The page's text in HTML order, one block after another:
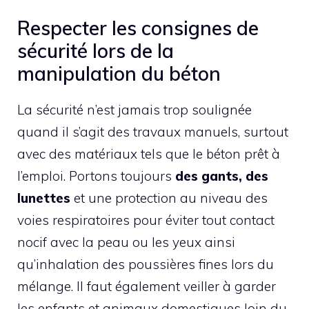
Respecter les consignes de
sécurité lors de la
manipulation du béton
La sécurité n’est jamais trop soulignée
quand il s’agit des travaux manuels, surtout
avec des matériaux tels que le béton prêt à
l’emploi. Portons toujours des gants, des
lunettes et une protection au niveau des
voies respiratoires pour éviter tout contact
nocif avec la peau ou les yeux ainsi
qu’inhalation des poussières fines lors du
mélange. Il faut également veiller à garder